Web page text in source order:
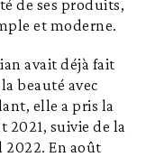
de ses produits,
et moderne.
avait déjà fait
beauté avec
elle a pris la
2021, suivie de la
2022. En août